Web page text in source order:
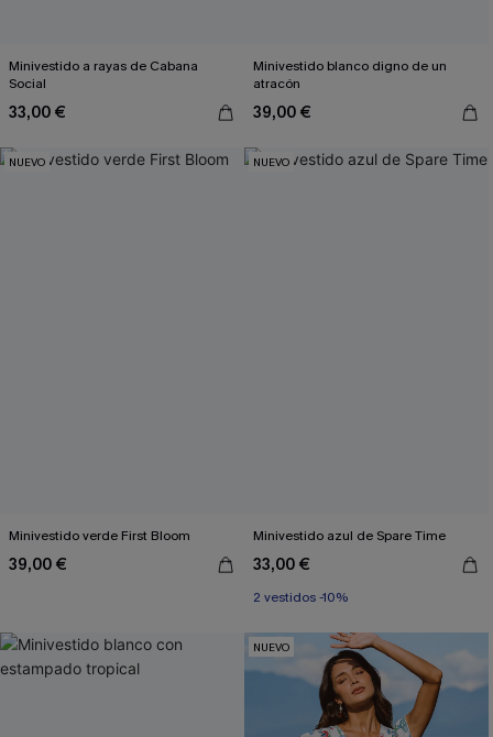
Minivestido a rayas de Cabana
Social
33,00 €
Minivestido blanco digno de un
atracón
39,00 €
NUEVO
Minivestido verde First Bloom
39,00 €
NUEVO
Minivestido azul de Spare Time
33,00 €
2 vestidos -10%
NUEVO